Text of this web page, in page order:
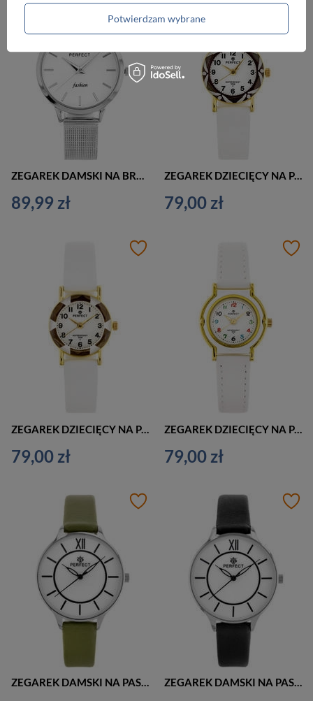
ZEGAREK DAMSKI NA BRANSOLECIE SREBRNY PERFECT F202-1 (zp974a)
89,99 zł
ZEGAREK DZIECIĘCY NA PASKU BIAŁY PERFECT L248 - KOMUNIJNY (zp968f)
79,00 zł
ZEGAREK DZIECIĘCY NA PASKU BIAŁY PERFECT L248 - KOMUNIJNY (zp968g)
79,00 zł
ZEGAREK DZIECIĘCY NA PASKU BIAŁY PERFECT - KOMUNIJNY (zp809b)
79,00 zł
ZEGAREK DAMSKI NA PASKU KLASYCZNY PERFECT E346-8 (zp962b) ZEGAREK DAMSKI NA PASKU KLASYCZNY PERFECT E346-2 (zp962c)
Potwierdzam wybrane